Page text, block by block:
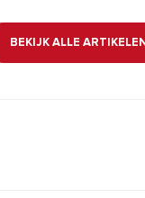
BEKIJK ALLE